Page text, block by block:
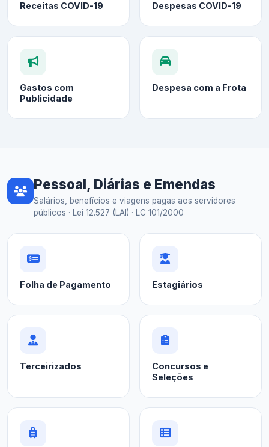
Receitas COVID-19 Despesas COVID-19
Gastos com
Publicidade
Despesa com a Frota
Pessoal, Diárias e Emendas
Salários, benefícios e viagens pagas aos servidores
públicos · Lei 12.527 (LAI) · LC 101/2000
Folha de Pagamento Estagiários
Terceirizados
Concursos e
Seleções